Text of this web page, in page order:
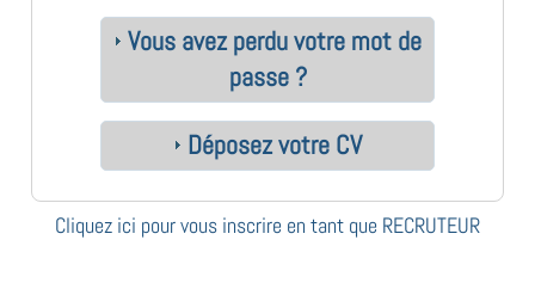
Vous avez perdu votre mot de
passe ?
Déposez votre CV
Cliquez ici pour vous inscrire en tant que RECRUTEUR